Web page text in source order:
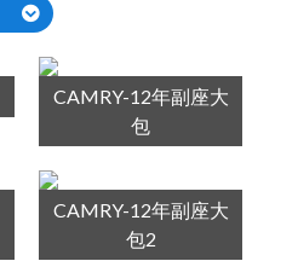
CAMRY-12年副座大
包
CAMRY-12年副座大
包2